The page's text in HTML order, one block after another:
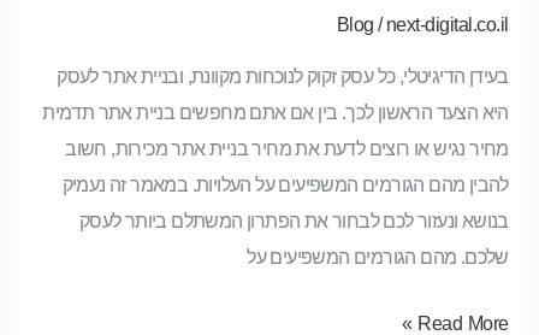
Blog /next-digital.co.il
בעידן הדיגיטלי, כל עסק זקוק לנוכחות מקוונת, ובניית אתר לעסק
היא הצעד הראשון לכך. בין אם אתם מחפשים בניית אתר תדמית
מחיר נגיש או רוצים לדעת את מחיר בניית אתר מכירות, חשוב
להבין מהם הגורמים המשפיעים על העלויות. במאמר זה נעמיק
בנושא ונעזור לכם לבחור את הפתרון המשתלם ביותר לעסק
שלכם. מהם הגורמים המשפיעים על
Read More »